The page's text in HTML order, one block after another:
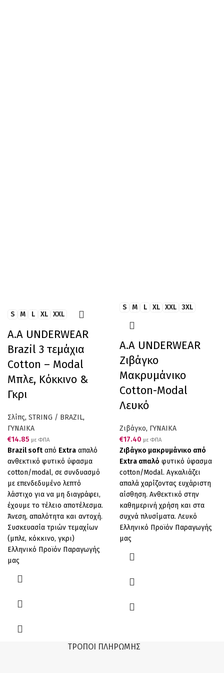
S M L XL XXL
A.A UNDERWEAR
Brazil 3 τεμάχια
Cotton – Modal
Μπλε, Κόκκινο &
Γκρι
Σλίπς, STRING / BRAZIL,
ΓΥΝΑΙΚΑ
€14.85 με ΦΠΑ
Brazil softαπό Extra απαλό
ανθεκτικό φυτικό ύφασμα
cotton/modal, σε συνδυασμό
με επενδεδυμένο λεπτό
λάστιχο για να μη διαγράφει,
έχουμε το τέλειο αποτέλεσμα.
Άνεση, απαλότητα και αντοχή.
Συσκευασία τριών τεμαχίων
(μπλε, κόκκινο, γκρι)
Ελληνικό Προϊόν Παραγωγής
μας
S M L XL XXL 3XL
Α.A UNDERWEAR
Ζιβάγκο
Μακρυμάνικο
Cotton-Modal
Λευκό
Ζιβάγκο, ΓΥΝΑΙΚΑ
€17.40 με ΦΠΑ
Ζιβάγκο μακρυμάνικο από
Extra απαλό φυτικό ύφασμα
cotton/Modal. Αγκαλιάζει
απαλά χαρίζοντας ευχάριστη
αίσθηση. Ανθεκτικό στην
καθημερινή χρήση και στα
συχνά πλυσίματα. Λευκό
Ελληνικό Προϊόν Παραγωγής
μας
ΤΡΌΠΟΙ ΠΛΗΡΩΜΉΣ